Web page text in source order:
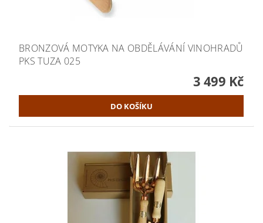
BRONZOVÁ MOTYKA NA OBDĚLÁVÁNÍ VINOHRADŮ
PKS TUZA 025
3 499 Kč